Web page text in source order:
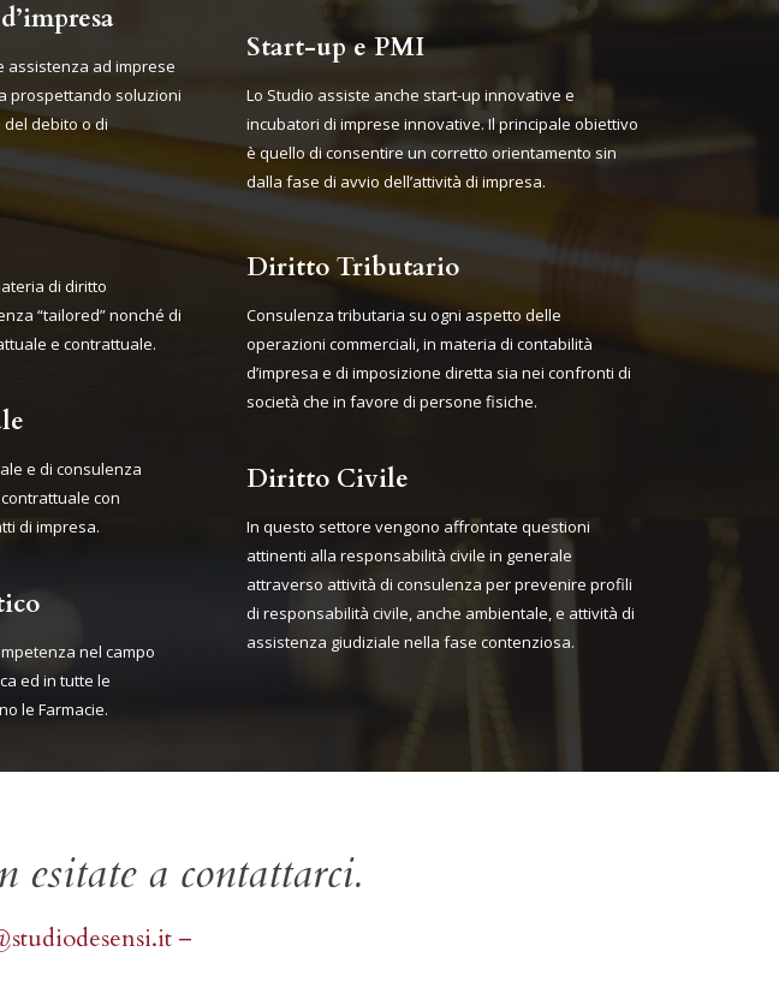
assistenza ad imprese
prospettando soluzioni
debito o di
di diritto
“tailored” nonché di
e contrattuale.
e di consulenza
con
di impresa.
nel campo
ed in tutte le
le Farmacie.
Start-up e PMI
Lo Studio assiste anche start-up innovative e
incubatori di imprese innovative. Il principale obiettivo
è quello di consentire un corretto orientamento sin
dalla fase di avvio dell’attività di impresa.
Diritto Tributario
Consulenza tributaria su ogni aspetto delle
operazioni commerciali, in materia di contabilità
d’impresa e di imposizione diretta sia nei confronti di
società che in favore di persone fisiche.
Diritto Civile
In questo settore vengono affrontate questioni
attinenti alla responsabilità civile in generale
attraverso attività di consulenza per prevenire profili
di responsabilità civile, anche ambientale, e attività di
assistenza giudiziale nella fase contenziosa.
esitate a contattarci.
–